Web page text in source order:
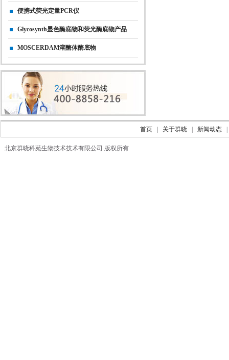
便携式荧光定量PCR仪
Glycosynth显色酶底物和荧光酶底物产品
MOSCERDAM溶酶体酶底物
首页 关于群晓 新闻动态
北京群晓科苑生物技术技术有限公司 版权所有